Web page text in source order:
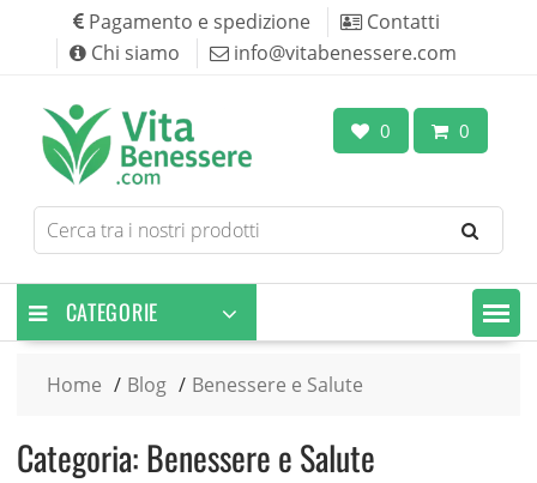
content
Pagamento e spedizione
Contatti
Chi siamo
info@vitabenessere.com
0 0
Search
for
CATEGORIE
Home Blog Benessere e Salute
Categoria:Benessere e Salute